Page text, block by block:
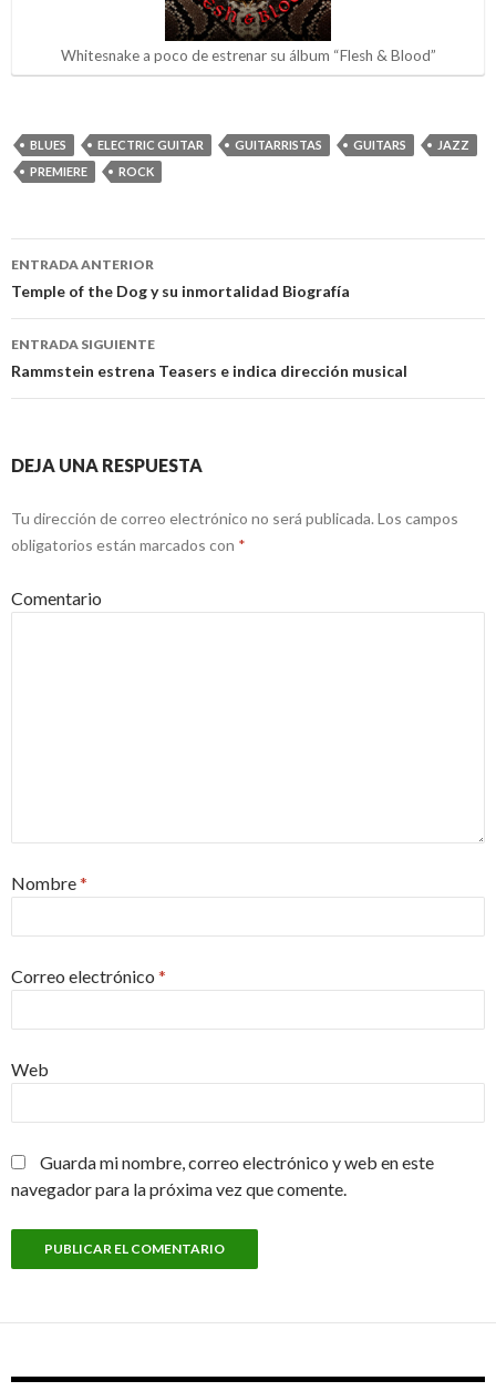
Whitesnake a poco de estrenar su álbum “Flesh & Blood”
BLUES ELECTRIC GUITAR GUITARRISTAS GUITARS
JAZZ
PREMIERE
ROCK
Navegación
de
entradas
ENTRADA ANTERIOR
Temple of the Dog y su inmortalidad Biografía
ENTRADA SIGUIENTE
Rammstein estrena Teasers e indica dirección musical
DEJA UNA RESPUESTA
Tu dirección de correo electrónico no será publicada. Los campos
obligatorios están marcados con *
Comentario
Nombre*
Correo electrónico *
Web
Guarda mi nombre, correo electrónico y web en este
navegador para la próxima vez que comente.